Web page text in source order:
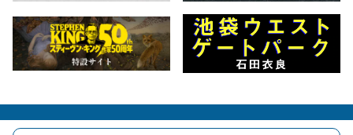
会社概要 自費出版のご案内 お問合せ